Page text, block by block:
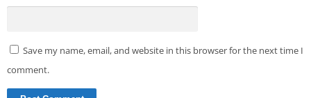
Save my name, email, and website in this browser for the next time I
comment.